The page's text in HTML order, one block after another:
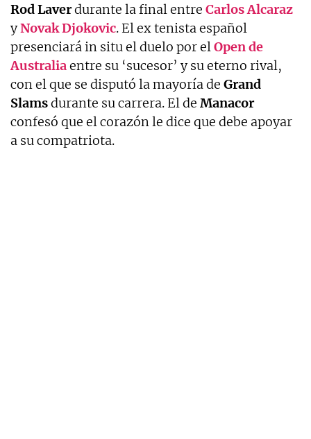
Rod Laverdurante la final entre Carlos Alcaraz
yNovak Djokovic. El ex tenista español
presenciará in situ el duelo por elOpen de
Australiaentre su ‘sucesor’ y su eterno rival,
con el que se disputó la mayoría de Grand
Slamsdurante su carrera. El de Manacor
confesó que el corazón le dice que debe apoyar
a su compatriota.